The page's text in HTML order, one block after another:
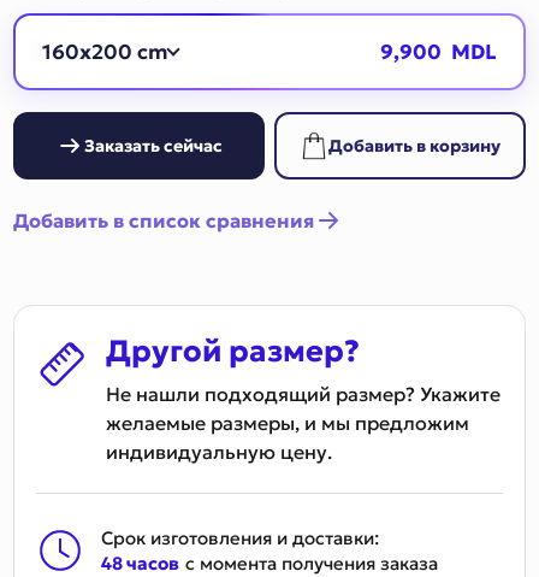
160x200 cm 9,900 MDL
Заказать сейчас Добавить в корзину
Добавить в список сравнения
Другой размер?
Не нашли подходящий размер? Укажите
желаемые размеры, и мы предложим
индивидуальную цену.
Срок изготовления и доставки:
48 часов с момента получения заказа